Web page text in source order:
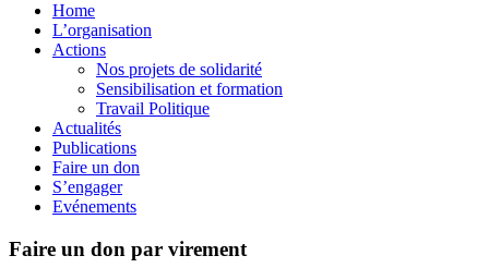
Home
L’organisation
Actions
Nos projets de solidarité
Sensibilisation et formation
Travail Politique
Actualités
Publications
Faire un don
S’engager
Evénements
Faire un don par virement